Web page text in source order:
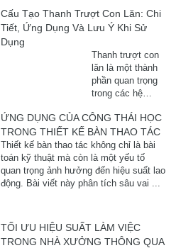
tiết kiệm chi phí
cho các nhà
Với ...
Cấu Tạo Thanh Trượt Con Lăn: Chi
Tiết, Ứng Dụng Và Lưu Ý Khi Sử
Dụng
Thanh trượt con
lăn là một thành
phần quan trọng
trong các hệ
biệt trong các
thiết bị như bàn
thao tác, băng
tải, kệ để hàng,
xe đẩy hàng.
Chức ...
ỨNG DỤNG CỦA CÔNG THÁI HỌC
TRONG THIẾT KẾ BÀN THAO TÁC
Thiết kế bàn thao tác không chỉ là bài
toán kỹ thuật mà còn là một yếu tố
quan trọng ảnh hưởng đến hiệu suất lao
động. Bài viết này phân tích sâu vai ...
TỐI ƯU HIỆU SUẤT LÀM VIỆC
TRONG NHÀ XƯỞNG THÔNG QUA